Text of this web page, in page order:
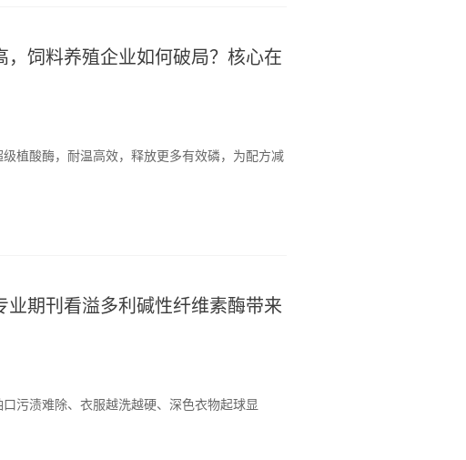
，饲料养殖企业如何破局？核心在
植酸酶，耐温高效，释放更多有效磷，为配方减
业期刊看溢多利碱性纤维素酶带来
污渍难除、衣服越洗越硬、深色衣物起球显